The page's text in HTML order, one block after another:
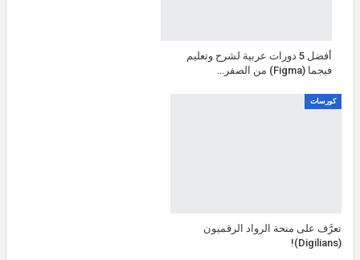
أفضل 5 دورات عربية لشرح وتعليم
فيجما (Figma) من الصفر…
كورسات
تعرَّف على منحة الرواد الرقميون
(Digilians)!